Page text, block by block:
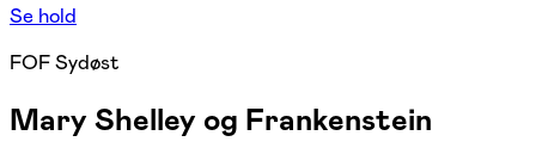
Se hold
FOF Sydøst
Mary Shelley og Frankenstein